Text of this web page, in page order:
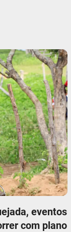
eventos
com plano